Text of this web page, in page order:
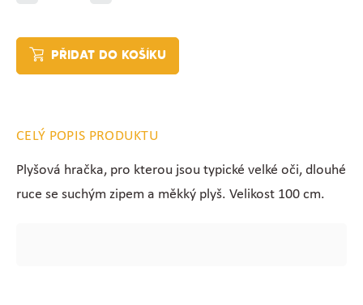
PŘIDAT DO KOŠÍKU
CELÝ POPIS PRODUKTU
Plyšová hračka, pro kterou jsou typické velké oči, dlouhé
ruce se suchým zipem a měkký plyš. Velikost 100 cm.